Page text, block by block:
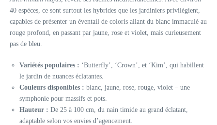
40 espèces, ce sont surtout les hybrides que les jardiniers privilégient,
capables de présenter un éventail de coloris allant du blanc immaculé au
rouge profond, en passant par jaune, rose et violet, mais curieusement
pas de bleu.
Variétés populaires : ‘Butterfly’, ‘Crown’, et ‘Kim’, qui habillent
le jardin de nuances éclatantes.
Couleurs disponibles : blanc, jaune, rose, rouge, violet – une
symphonie pour massifs et pots.
Hauteur : De 25 à 100 cm, du nain timide au grand éclatant,
adaptable selon vos envies d’agencement.